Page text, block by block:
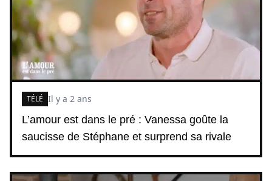
L’amour est dans le pré : Vanessa goûte la
saucisse de Stéphane et surprend sa rivale
TÉLÉ Il y a 2 ans